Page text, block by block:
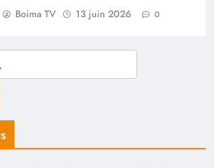
Boima TV 13 juin 2026 0